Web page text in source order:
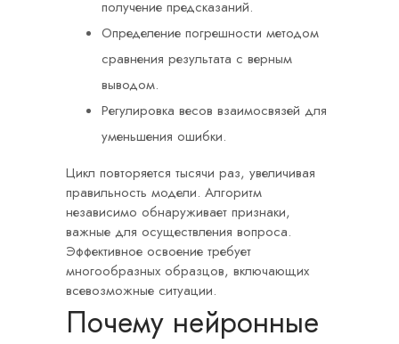
получение предсказаний.
Определение погрешности методом
сравнения результата с верным
выводом.
Регулировка весов взаимосвязей для
уменьшения ошибки.
Цикл повторяется тысячи раз, увеличивая
правильность модели. Алгоритм
независимо обнаруживает признаки,
важные для осуществления вопроса.
Эффективное освоение требует
многообразных образцов, включающих
всевозможные ситуации.
Почему нейронные